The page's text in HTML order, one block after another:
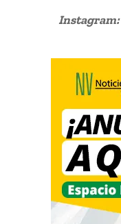
Instagram: